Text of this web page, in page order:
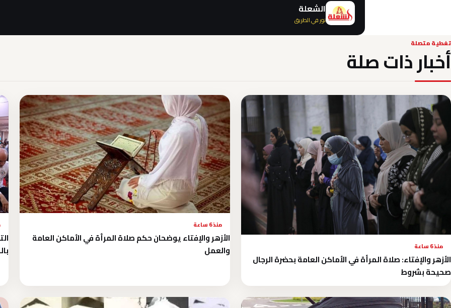
الشعلة
نور في الطريق
تغطية متصلة
أخبار ذات صلة
منذ 6 ساعة
الأزهر والإفتاء: صلاة المرأة في الأماكن العامة بحضرة الرجال
صحيحة بشروط
منذ 6 ساعة
الأزهر والإفتاء يوضحان حكم صلاة المرأة في الأماكن العامة
والعمل